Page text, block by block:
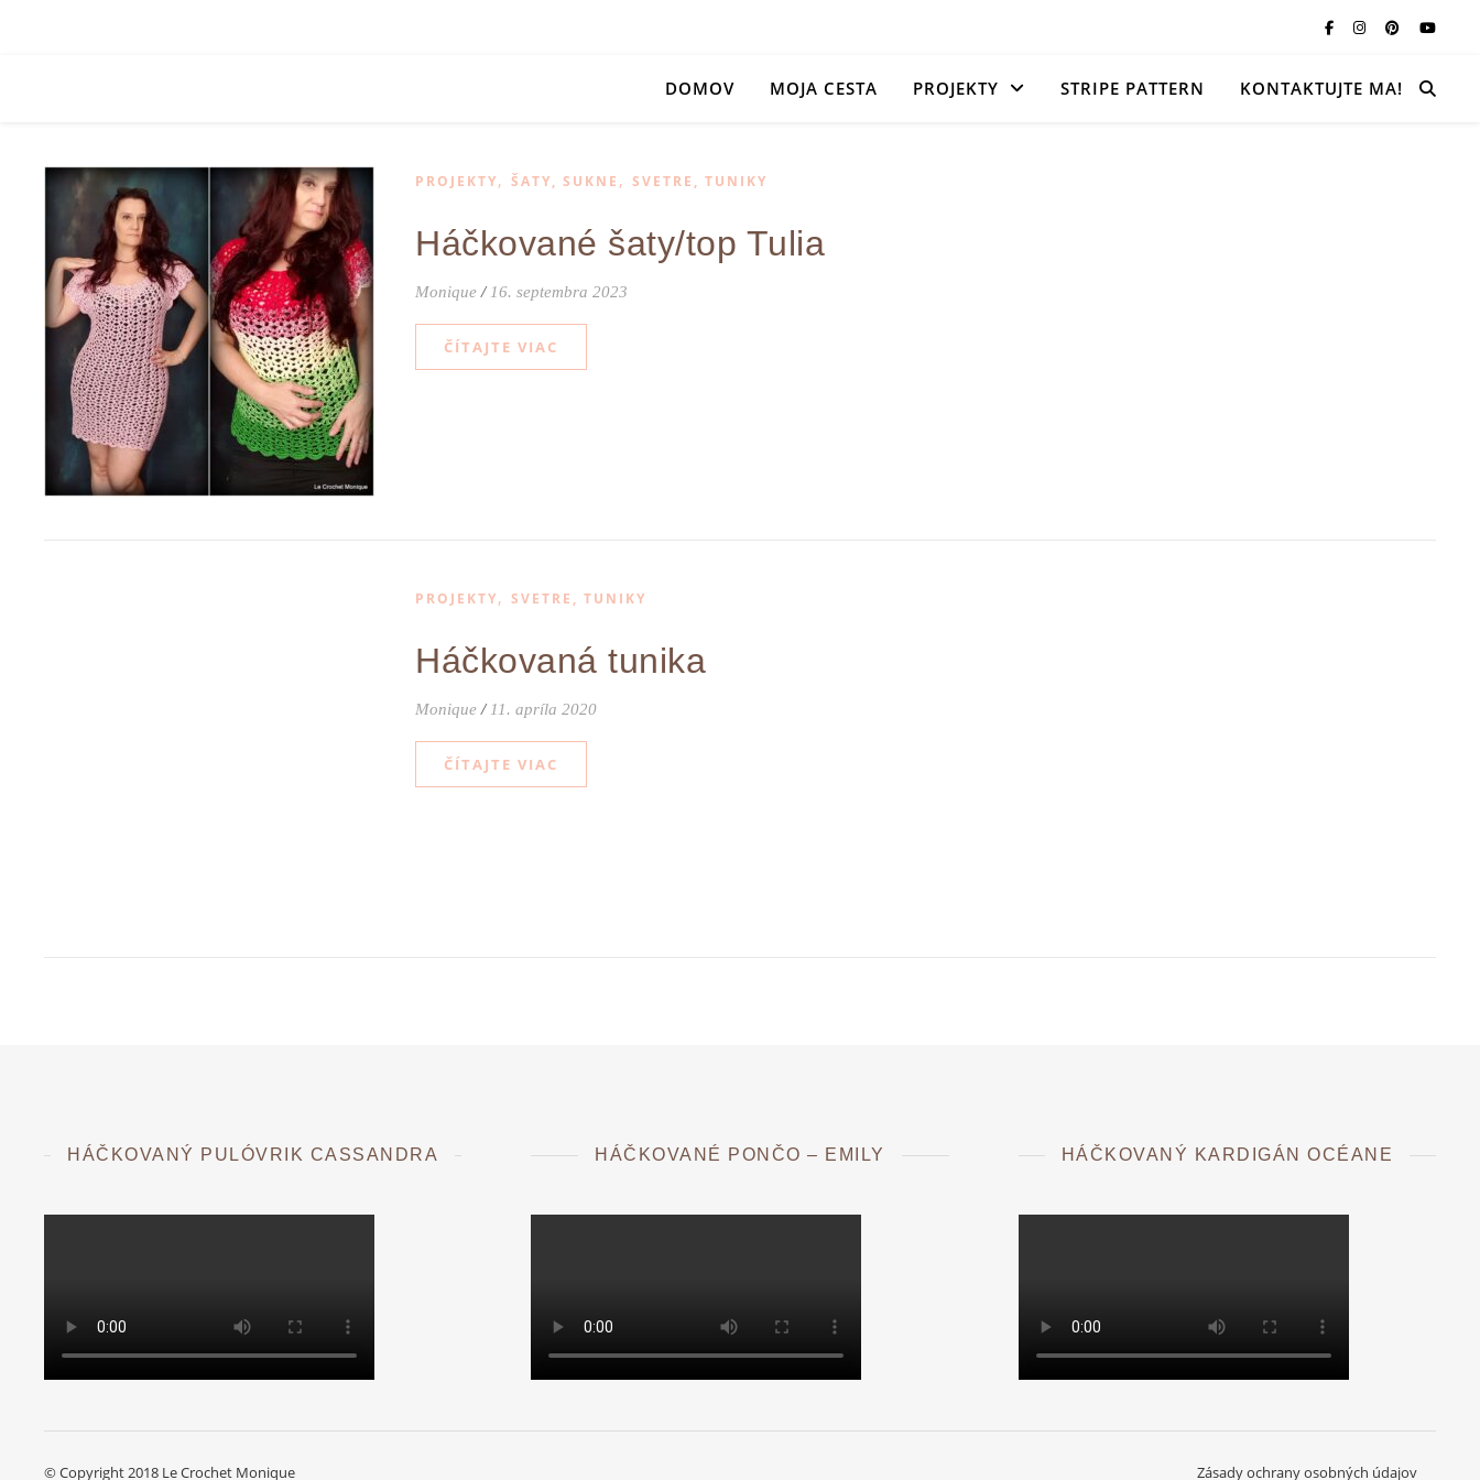
DOMOV MOJA CESTA PROJEKTY STRIPE PATTERN KONTAKTUJTE MA!
PROJEKTY, ŠATY, SUKNE , SVETRE, TUNIKY
Háčkované šaty/top Tulia
Monique / 16. septembra 2023
ČÍTAJTE VIAC
PROJEKTY, SVETRE, TUNIKY
Háčkovaná tunika
Monique / 11. apríla 2020
ČÍTAJTE VIAC
HÁČKOVANÝ PULÓVRIK CASSANDRA HÁČKOVANÉ PONČO – EMILY HÁČKOVANÝ KARDIGÁN OCÉANE
© Copyright 2018 Le Crochet Monique Zásady ochrany osobných údajov